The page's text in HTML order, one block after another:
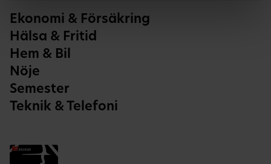
Ekonomi & Försäkring
Hälsa & Fritid
Hem & Bil
Nöje
Semester
Teknik & Telefoni